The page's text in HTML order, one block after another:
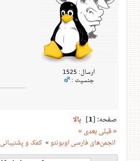
ارسال: 1525
جنسیت :
صفحه: [1
] بالا
« قبلیبعدی »
انجمن‌های فارسی اوبونتو» کمک و پشتیبانی